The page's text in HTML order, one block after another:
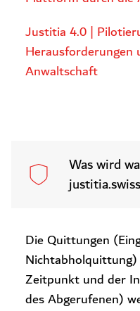
Justitia 4.0 |
Anwaltschaft
Was wird
Die Quittungen
Nichtabholquittung)
Zeitpunkt und der
des Abgerufenen)